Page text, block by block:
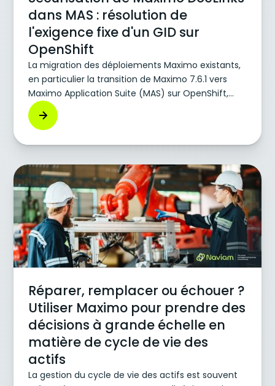
dans MAS : résolution de
l'exigence fixe d'un GID sur
OpenShift
La migration des déploiements Maximo existants,
en particulier la transition de Maximo 7.6.1 vers
Maximo Application Suite (MAS) sur OpenShift,
représente souvent un défi majeur en ce qui
concerne l'accès persistant au stockage : le
configuration essentielles requises pour garantir
que les charges de travail Maximo accèdent et
interagissent correctement avec les volumes
NetApp NFS existants en appliquant un ID de
groupe (GID) fixe, surmontant ainsi les contraintes
de sécurité dynamique standard d'OpenShift.
Réparer, remplacer ou échouer ?
Utiliser Maximo pour prendre des
décisions à grande échelle en
matière de cycle de vie des
actifs
La gestion du cycle de vie des actifs est souvent